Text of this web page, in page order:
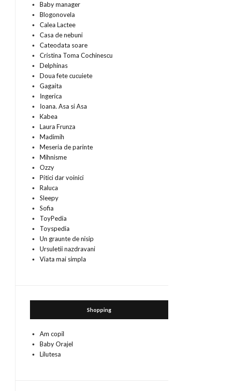
Baby manager
Blogonovela
Calea Lactee
Casa de nebuni
Cateodata soare
Cristina Toma Cochinescu
Delphinas
Doua fete cucuiete
Gagaita
Ingerica
Ioana. Asa si Asa
Kabea
Laura Frunza
Madimih
Meseria de parinte
Mihnisme
Ozzy
Pitici dar voinici
Raluca
Sleepy
Sofia
ToyPedia
Toyspedia
Un graunte de nisip
Ursuletii nazdravani
Viata mai simpla
Shopping
Am copil
Baby Orajel
Lilutesa